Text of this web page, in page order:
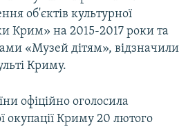
об'єктів культурної
Крим» на 2015-2017 роки та
«Музей дітям», відзначили
Криму.
офіційно оголосила
окупації Криму 20 лютого